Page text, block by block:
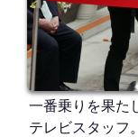
一番乗りを果た
テレビスタッフ